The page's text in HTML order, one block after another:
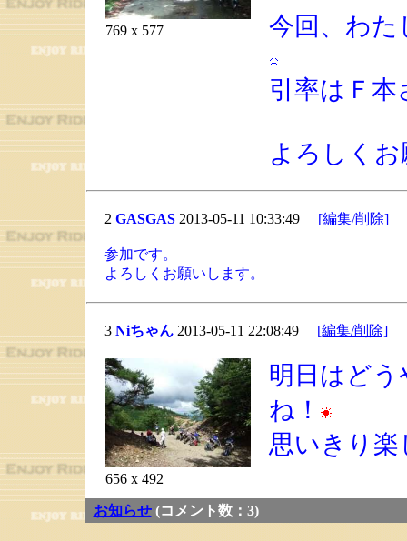
769 x 577 今回、わ
引率はＦ
よろしく
2 GASGAS2013-05-11 10:33:49 [編集/削除]
参加です。
よろしくお願いします。
3 Niちゃん2013-05-11 22:08:49 [編集/削除]
656 x 492
明日はど
ね！
思いきり
お知らせ(コメント数：3)